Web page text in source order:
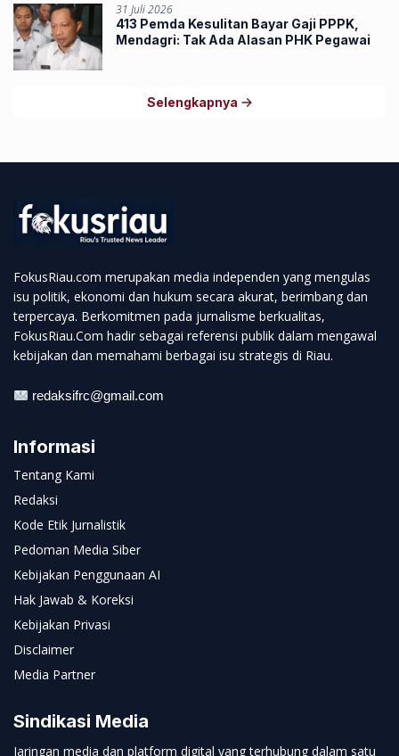
31 Juli 2026
413 Pemda Kesulitan Bayar Gaji PPPK,
Mendagri: Tak Ada Alasan PHK Pegawai
Selengkapnya
FokusRiau.com merupakan media independen yang mengulas
isu politik, ekonomi dan hukum secara akurat, berimbang dan
terpercaya. Berkomitmen pada jurnalisme berkualitas,
FokusRiau.Com hadir sebagai referensi publik dalam mengawal
kebijakan dan memahami berbagai isu strategis di Riau.
redaksifrc@gmail.com
Informasi
Tentang Kami
Redaksi
Kode Etik Jurnalistik
Pedoman Media Siber
Kebijakan Penggunaan AI
Hak Jawab & Koreksi
Kebijakan Privasi
Disclaimer
Media Partner
Sindikasi Media
Jaringan media dan platform digital yang terhubung dalam satu